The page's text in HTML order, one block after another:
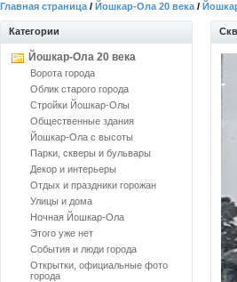
Главная страница / Йошкар-Ола 20 века /
Категории
Йошкар-Ола 20 века
Ворота города
Облик старого города
Стройки Йошкар-Олы
Общественные здания
Йошкар-Ола с высоты
Парки, скверы и бульвары
Декор и интерьеры
Отдых и праздники горожан
Улицы и дома
Ночная Йошкар-Ола
Этого уже нет
События и люди города
Открытки, официальные фото
города